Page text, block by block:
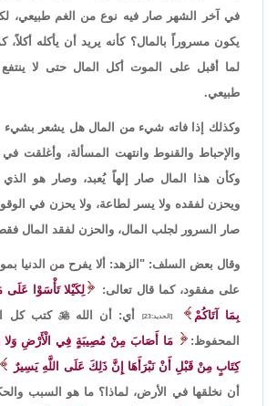
في آخر الشهر صار فيه نوع من الغم طبيعي،
يكون مسروراً بالمال؟ كأنه يريد أن يأكله أكلاً،
لما أقبل على الموت أكل المال حتى لا ينتفع
طبيعي.
وكذلك إذا فاته شيء من المال هل يشعر بشيء من
والإحباط والقنوط وانتهت المسألة، وأغلقت في
وكأن هذا المال صار إلهاً يُعبد، وصار هو
ويحزن لفقده ولا يسر لطاعة، ولا يحزن في
صار السرور لجلب المال، والحزن لفقد المال
وقال بعض السلف: "الزهد: ألا يفرح من الدنيا
على مفقود، كما قال تعالى:
لِكَيْلا تَأْسَوْا عَلَى
بِمَا آتَاكُمْ
[الحديد:23] أي: أن الله كتب كل
المحفوظ:
مَا أَصَابَ مِنْ مُصِيبَةٍ فِي الْأَرْضِ
كِتَابٍ مِنْ قَبْلِ أَنْ نَبْرَأَهَا إِنَّ ذَلِكَ عَلَى اللَّهِ يَسِيرٌ
أن نخلقها في الأرض، لماذا؟ ما هو السبب